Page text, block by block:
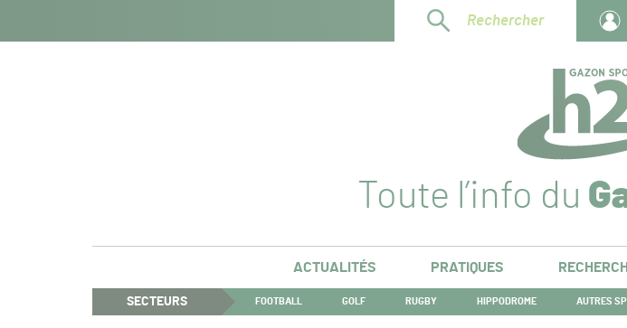
Rechercher
Toute l’info du
ACTUALITÉS PRATIQUES
SECTEURS FOOTBALL GOLF RUGBY HIPPODROME AUTRES